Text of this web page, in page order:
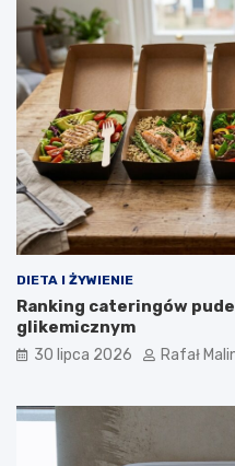
DIETA I ŻYWIENIE
Ranking cateringów
glikemicznym
30 lipca 2026 Rafał